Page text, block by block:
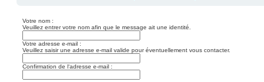
Votre nom :
Veuillez entrer votre nom afin que le message ait une identité.
Votre adresse e-mail :
Veuillez saisir une adresse e-mail valide pour éventuellement vous contacter.
Confirmation de l‘adresse e-mail :